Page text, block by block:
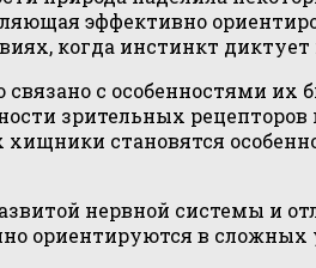
эффективно
когда инстинкт
с особенностями
зрительных
становятся
нервной системы и
ориентируются в